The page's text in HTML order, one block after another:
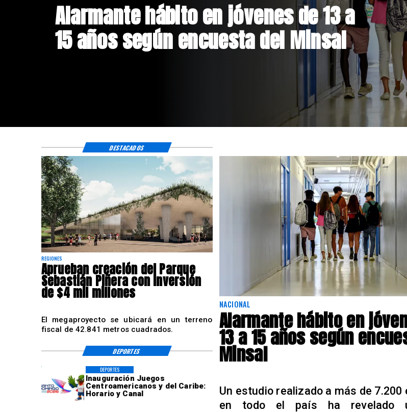
Aprueban creación del Parque
Sebastián Piñera con inversión de
Inauguración Juegos
Centroamericanos y del Caribe:
Horario y Canal
DEPORTES
REGIONES
Aprueban creación del Parque
Sebastián Piñera con inversión
de $4 mil millones
El megaproyecto se ubicará en un terreno
fiscal de 42.841 metros cuadrados.
NACIONAL
Alarmante hábito en
13 a 15 años según
Minsal
Un estudio realizado a más de
en todo el país ha revelado
DESTACADOS
DEPORTES